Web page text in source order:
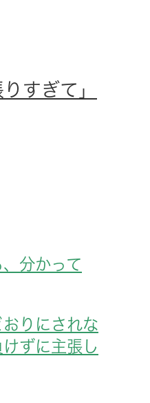
すぎて」
分かって
りにされな
ずに主張し